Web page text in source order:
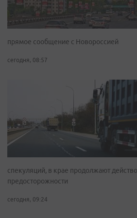
прямое сообщение с Новороссией
сегодня, 08:57
спекуляций, в крае продолжают
предосторожности
сегодня, 09:24